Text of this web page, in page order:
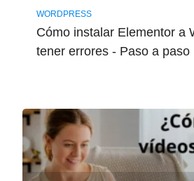
WORDPRESS
Cómo instalar Elementor a
tener errores - Paso a paso